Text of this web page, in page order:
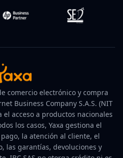
comercio electrónico y compra
Business Company S.A.S. (NIT
el acceso a productos nacionales
los casos, Yaxa gestiona el
la atención al cliente, el
las garantías, devoluciones y